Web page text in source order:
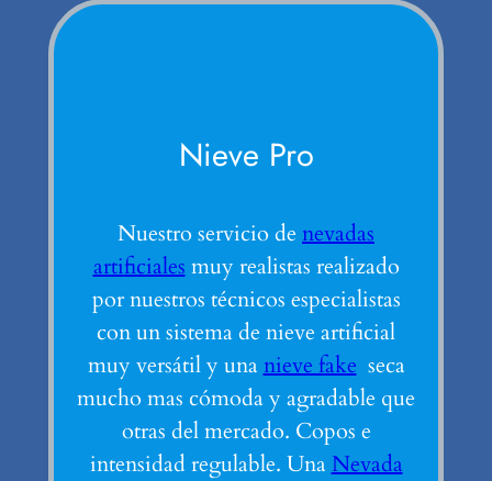
Nieve Pro
Nuestro servicio de nevadas
artificiales muy realistas realizado
por nuestros técnicos especialistas
con un sistema de nieve artificial
muy versátil y una nieve fake seca
mucho mas cómoda y agradable que
otras del mercado. Copos e
intensidad regulable. Una Nevada